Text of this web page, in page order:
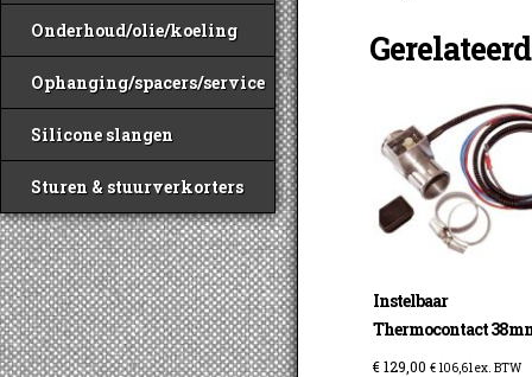
Onderhoud/olie/koeling
Ophanging/spacers/service
Silicone slangen
Sturen & stuurverkorters
Instelbaar
Thermocontact
€129,00 € 106,61ex. BTW